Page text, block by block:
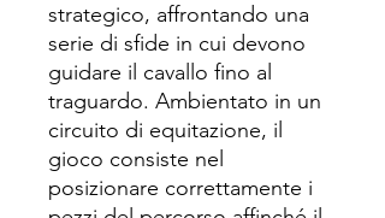
strategico, affrontando una
serie di sfide in cui devono
guidare il cavallo fino al
traguardo. Ambientato in un
circuito di equitazione, il
gioco consiste nel
posizionare correttamente i